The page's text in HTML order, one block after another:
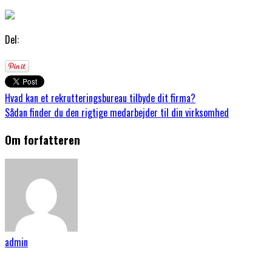
Del:
Hvad kan et rekrutteringsbureau tilbyde dit firma?
Sådan finder du den rigtige medarbejder til din virksomhed
Om forfatteren
admin